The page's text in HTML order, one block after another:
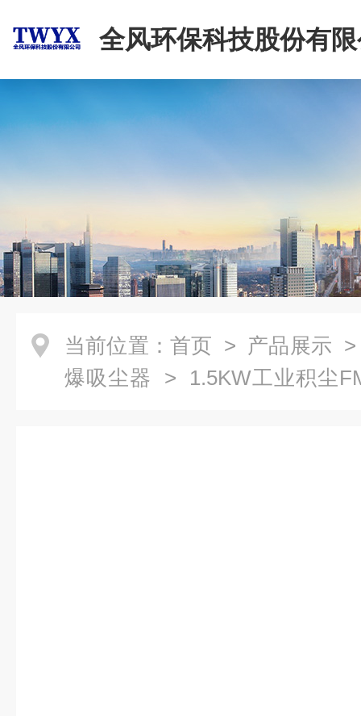
全风环保科技股份有
当前位置： 首页 > 产品展示
爆吸尘器 > 1.5KW工业积尘